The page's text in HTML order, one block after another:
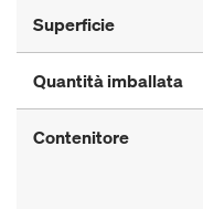
Superficie
Quantità imballata
Contenitore